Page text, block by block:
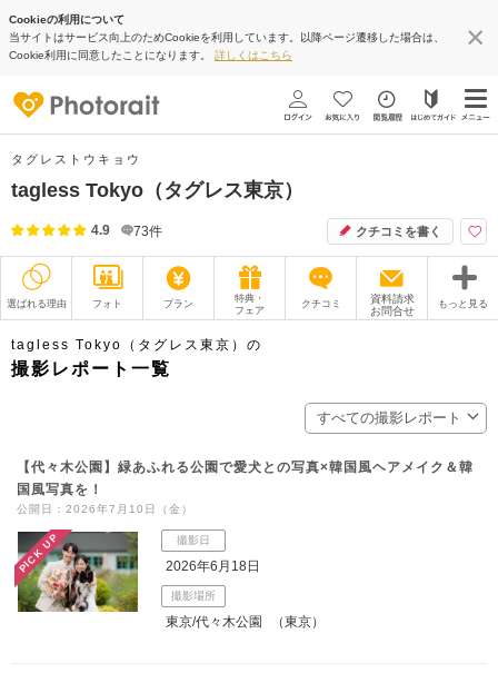
Cookieの利用について
当サイトはサービス向上のためCookieを利用しています。以降ページ遷移した場合は、
Cookie利用に同意したことになります。 詳しくはこちら
タグレストウキョウ
tagless Tokyo（タグレス東京）
4.9 73件 クチコミを書く
選ばれる理由 フォト プラン
特典・
フェア
クチコミ
資料請求
お問合せ
もっと見る
撮影レポート
ブログ
アクセス/TEL
tagless Tokyo（タグレス東京）の
撮影レポート一覧
すべての撮影レポート
【代々木公園】緑あふれる公園で愛犬との写真×韓国風ヘアメイク＆韓
国風写真を！
公開日：2026年7月10日（金）
PICK UP 撮影日
2026年6月18日
撮影場所
東京/代々木公園 （東京）